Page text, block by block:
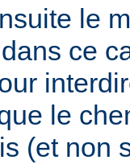
le
ce
le
(et non